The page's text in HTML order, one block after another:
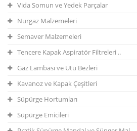
Vida Somun ve Yedek Parçalar
Nurgaz Malzemeleri
Semaver Malzemeleri
Tencere Kapak Aspiratör Filtreleri ..
Gaz Lambası ve Ütü Bezleri
Kavanoz ve Kapak Çeşitleri
Süpürge Hortumları
Süpürge Emicileri